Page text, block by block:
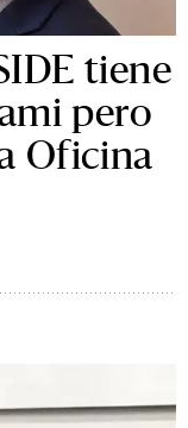
tiene
pero
Oficina